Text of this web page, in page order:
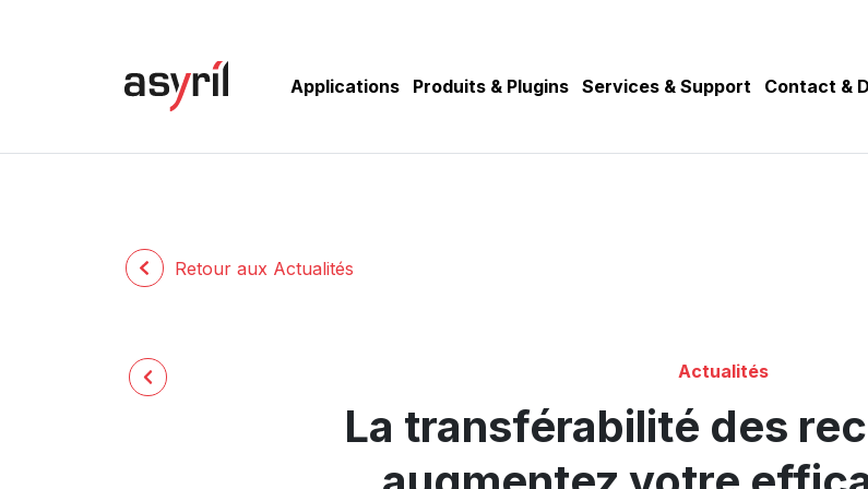
Applications Produits & Plugins Services & Support Contact &
Retour aux Actualités
Actualités
La transférabilité des